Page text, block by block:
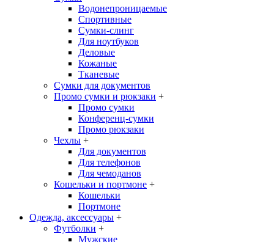
Водонепроницаемые
Спортивные
Сумки-слинг
Для ноутбуков
Деловые
Кожаные
Тканевые
Сумки для документов
Промо сумки и рюкзаки +
Промо сумки
Конференц-сумки
Промо рюкзаки
Чехлы +
Для документов
Для телефонов
Для чемоданов
Кошельки и портмоне +
Кошельки
Портмоне
Одежда, аксессуары +
Футболки +
Мужские